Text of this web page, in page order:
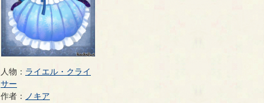
人物： ライエル・クライ
サー
作者： ノキア